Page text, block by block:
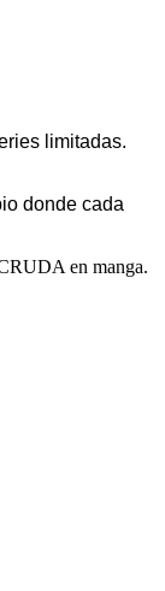
limitadas.
donde cada
en manga.